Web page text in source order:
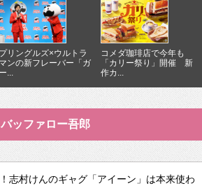
プリングルズ×ウルトラ
マンの新フレーバー「ガ
ー...
コメダ珈琲店で今年も
「カリー祭り」開催 新
作カ...
バッファロー吾郎
志村けんのギャグ「アイーン」は本来使わ